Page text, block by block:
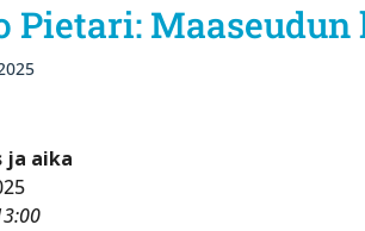
Pietari:
ja aika